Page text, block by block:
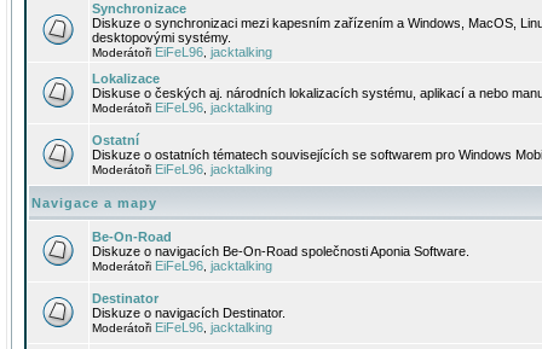
Synchronizace
Diskuze o synchronizaci mezi kapesním zařízením a Windows, MacOS,
desktopovými systémy.
Moderátoři EiFeL96 jacktalking
Lokalizace
Diskuse o českých aj. národních lokalizacích systému, aplikací a nebo
Moderátoři EiFeL96 jacktalking
Ostatní
Diskuze o ostatních tématech souvisejících se softwarem pro Windows
Moderátoři EiFeL96 jacktalking
Navigace a mapy
Be-On-Road
Diskuze o navigacích Be-On-Road společnosti Aponia Software.
Moderátoři EiFeL96 jacktalking
Destinator
Diskuze o navigacích Destinator.
Moderátoři EiFeL96 jacktalking